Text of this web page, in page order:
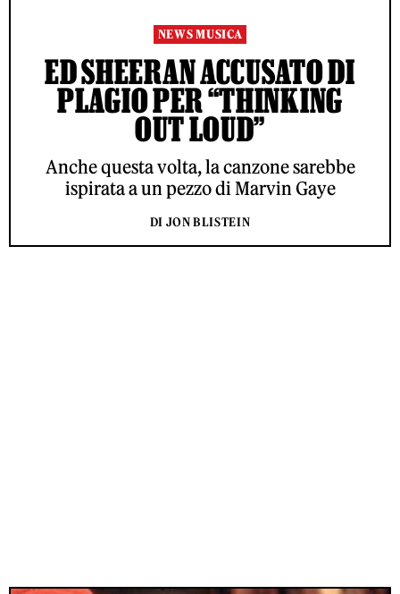
NEWS MUSICA
ED SHEERAN ACCUSATO DI
PLAGIO PER “THINKING
OUT LOUD”
Anche questa volta, la canzone sarebbe
ispirata a un pezzo di Marvin Gaye
DI JON BLISTEIN